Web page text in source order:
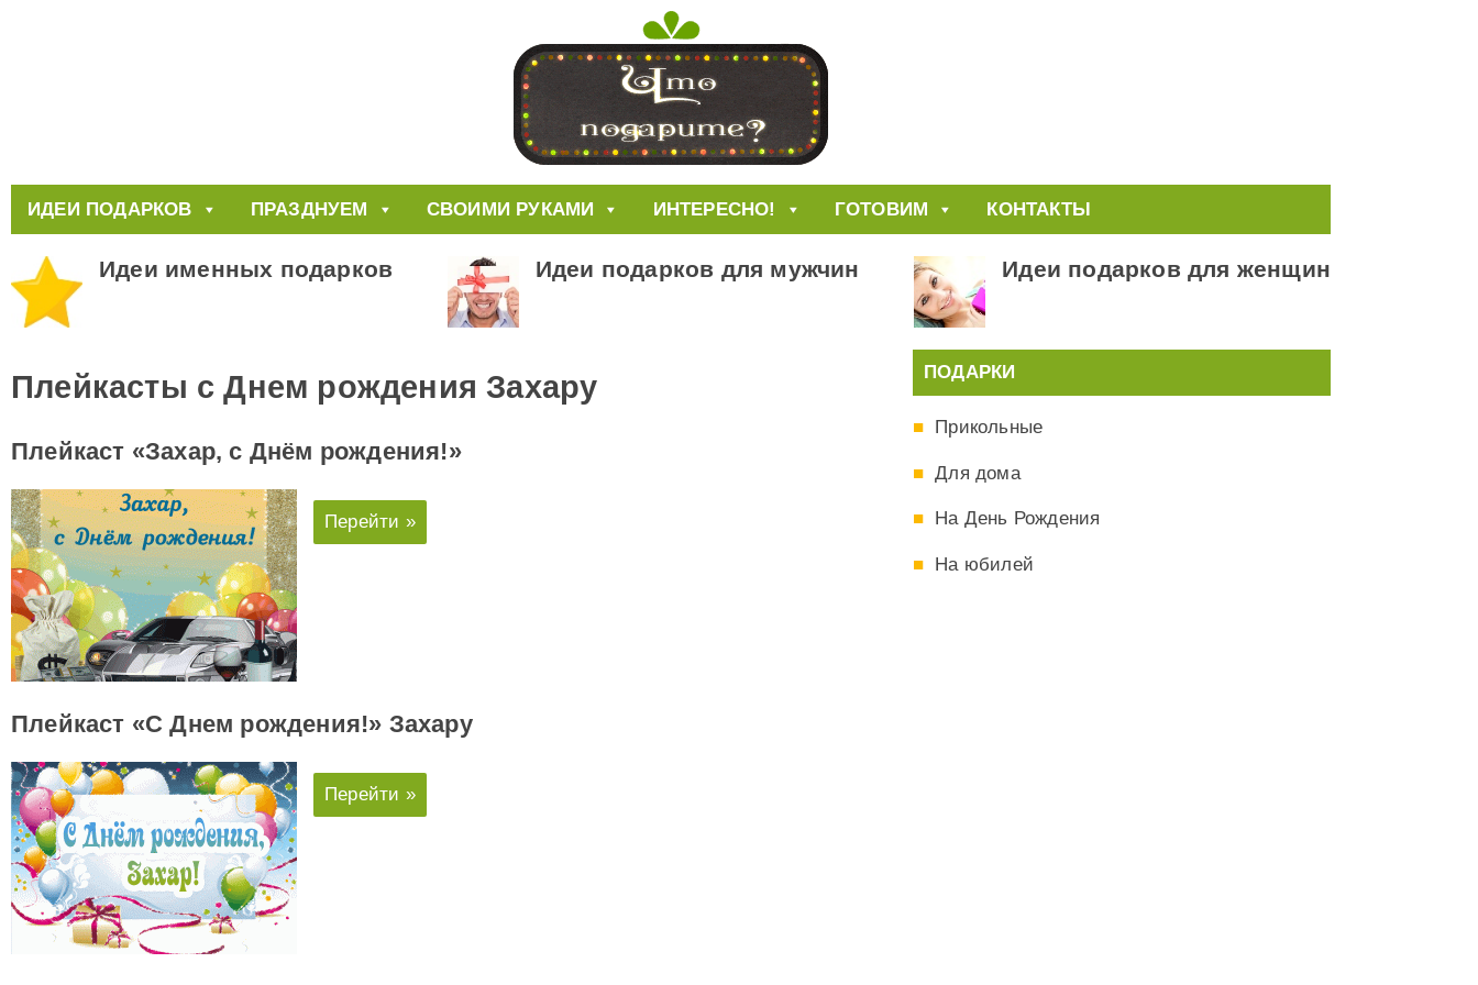
ИДЕИ ПОДАРКОВ ПРАЗДНУЕМ СВОИМИ РУКАМИ ИНТЕРЕСНО! ГОТОВИМ КОНТАКТЫ
Идеи именных подарков Идеи подарков для мужчин Идеи подарков для женщин
Плейкасты с Днем рождения Захару
Плейкаст «Захар, с Днём рождения!»
Перейти »
Плейкаст «С Днем рождения!» Захару
Перейти »
ПОДАРКИ
Прикольные
Для дома
На День Рождения
На юбилей